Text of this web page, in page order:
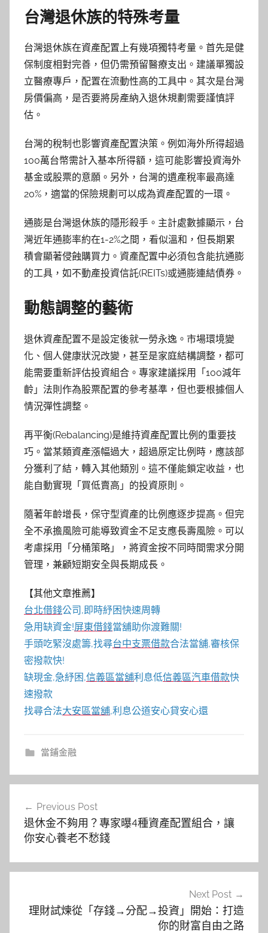
台灣退休族的特殊考量
台灣退休族在資產配置上有幾項獨特考量。首先是健
保制度相對完善，但仍需預留醫療支出。建議單獨設
立醫療專戶，配置在流動性高的工具中。其次是台灣
房價偏高，是否要將房產納入退休規劃需要謹慎評
估。
台灣的稅制也影響資產配置決策。例如海外所得超過
100萬台幣需計入基本所得額，這可能影響投資海外
基金或股票的意願。另外，台灣的遺產稅率最高達
20%，適當的保險規劃可以成為資產配置的一環。
通膨是台灣退休族的隱形殺手。主計處數據顯示，台
灣近年通膨率約在1-2%之間，看似溫和，但長期累
積會顯著侵蝕購買力。資產配置中必須包含能抗通膨
的工具，如不動產投資信託(REITs)或通膨連結債券。
動態調整的藝術
退休資產配置不是設定後就一勞永逸。市場環境變
化、個人健康狀況改變，甚至是家庭結構調整，都可
能需要重新評估投資組合。專家建議採用「100減年
齡」法則作為股票配置的參考基準，但也要根據個人
情況彈性調整。
再平衡(Rebalancing)是維持資產配置比例的重要技
巧。當某類資產漲幅過大，超過原定比例時，應該部
分獲利了結，轉入其他類別。這不僅能鎖定收益，也
能自動實現「買低賣高」的投資原則。
隨著年齡增長，保守型資產的比例應逐步提高。但完
全不承擔風險可能導致資金不足支應長壽風險。可以
考慮採用「分桶策略」，將資金按不同時間需求分開
管理，兼顧短期安全與長期成長。
【其他文章推薦】
台北借錢公司,即時紓困快速周轉
急用缺資金!屏東借錢當舖助你渡難關!
手頭吃緊沒處籌,找尋台中支票借款合法當舖,審核保
密撥款快!
缺現金,急紓困,信義區當舖利息低信義區汽車借款快
速撥款
找尋合法大安區當舖,利息公道安心貸安心還
當鋪金融
章
導
覽
Previous Post
退休金不夠用？專家曝4種資產配置組合，讓
你安心養老不愁錢
Next Post
理財試煉從「存錢→分配→投資」開始：打造
你的財富自由之路